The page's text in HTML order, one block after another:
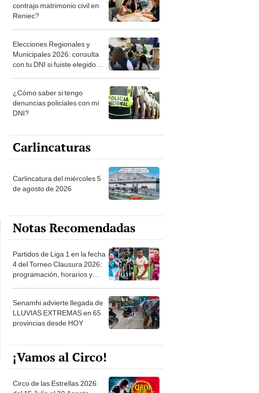
contrajo matrimonio civil en
Reniec?
Elecciones Regionales y
Municipales 2026: consulta
con tu DNI si fuiste elegido
la ONPE
¿Cómo saber si tengo
denuncias policiales con mi
DNI?
Carlincaturas
Carlincatura del miércoles 5
de agosto de 2026
Notas Recomendadas
Partidos de Liga 1 en la fecha
4 del Torneo Clausura 2026:
programación, horarios y
Senamhi advierte llegada de
LLUVIAS EXTREMAS en 65
provincias desde HOY
¡Vamos al Circo!
Circo de las Estrellas 2026: